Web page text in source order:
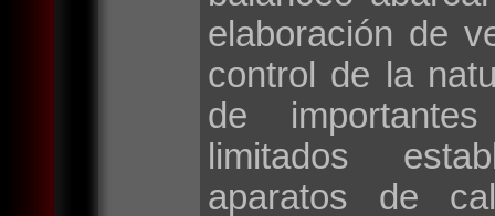
elaboración de
control de la
de
limitados
aparatos de